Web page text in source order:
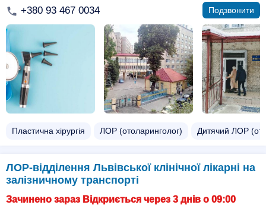
+380 93 467 0034 Подзвонити
Пластична хірургія ЛОР (отоларинголог) Дитячий ЛОР
ЛОР-відділення Львівської клінічної лікарні на
залізничному транспорті
Зачинено зараз Відкриється через 3 днів о 09:00